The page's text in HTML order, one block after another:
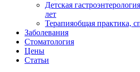
Детская гастроэнтерология
лет
Терапияобщая практика,
Заболевания
Стоматология
Цены
Статьи